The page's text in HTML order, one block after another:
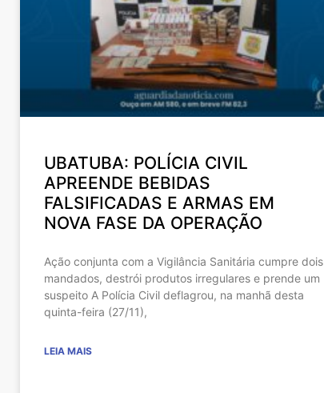
UBATUBA: POLÍCIA CIVIL
APREENDE BEBIDAS
FALSIFICADAS E ARMAS EM
NOVA FASE DA OPERAÇÃO
Ação conjunta com a Vigilância Sanitária cumpre dois
mandados, destrói produtos irregulares e prende um
suspeito A Polícia Civil deflagrou, na manhã desta
quinta-feira (27/11),
LEIA MAIS